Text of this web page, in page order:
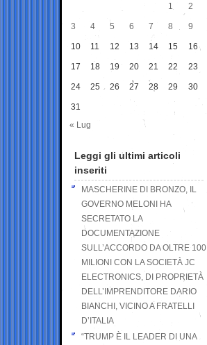
1
2
3 4 5 6 7 8 9
10 11 12 13 14 15 16
17 18 19 20 21 22 23
24 25 26 27 28 29 30
31
« Lug
Leggi gli ultimi articoli
inseriti
MASCHERINE DI BRONZO, IL
GOVERNO MELONI HA
SECRETATO LA
DOCUMENTAZIONE
SULL’ACCORDO DA OLTRE 100
MILIONI CON LA SOCIETÀ JC
ELECTRONICS, DI PROPRIETÀ
DELL’IMPRENDITORE DARIO
BIANCHI, VICINO A FRATELLI
D’ITALIA
“TRUMP È IL LEADER DI UNA